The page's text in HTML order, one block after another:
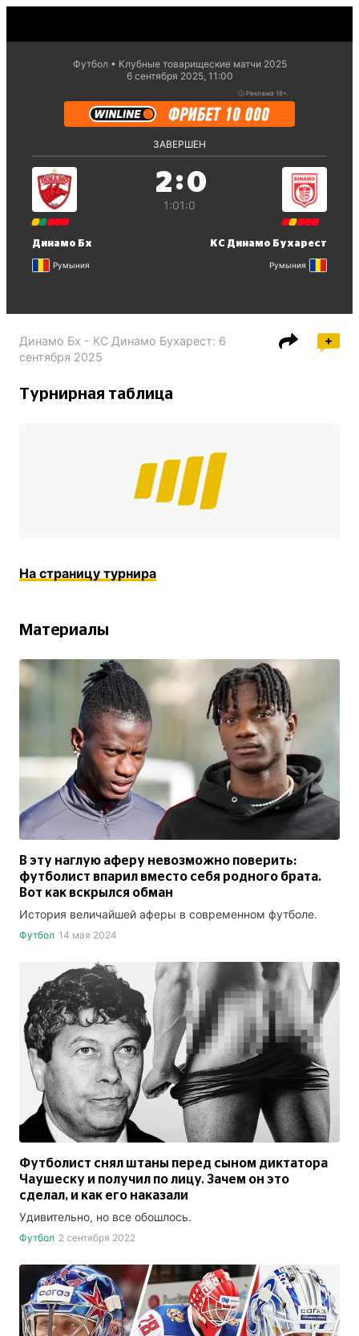
Футбол
Клубные товарищеские матчи 2025
6 сентября 2025, 11:00
ⓘ Реклама 18+.
ЗАВЕРШЕН
Динамо Бх
Румыния
2:0
1:01:0
КС Динамо Бухарест
Румыния
Динамо Бх - КС Динамо Бухарест: 6
сентября 2025
Турнирная таблица
На страницу турнира
Материалы
В эту наглую аферу невозможно поверить:
футболист впарил вместо себя родного брата.
Вот как вскрылся обман
История величайшей аферы в современном футболе.
Футбол 14 мая 2024
Футболист снял штаны перед сыном диктатора
Чаушеску и получил по лицу. Зачем он это
сделал, и как его наказали
Удивительно, но все обошлось.
Футбол 2 сентября 2022